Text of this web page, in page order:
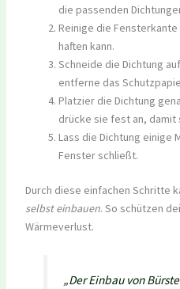
die passenden
Reinige die
haften kann.
Schneide die Dichtung
entferne das
Platzier die Dichtung
drücke sie fest an, damit
Lass die Dichtung einige
Fenster schließt.
Durch diese einfachen Schritte
selbst einbauen. So schützen
Wärmeverlust.
„Der Einbau von